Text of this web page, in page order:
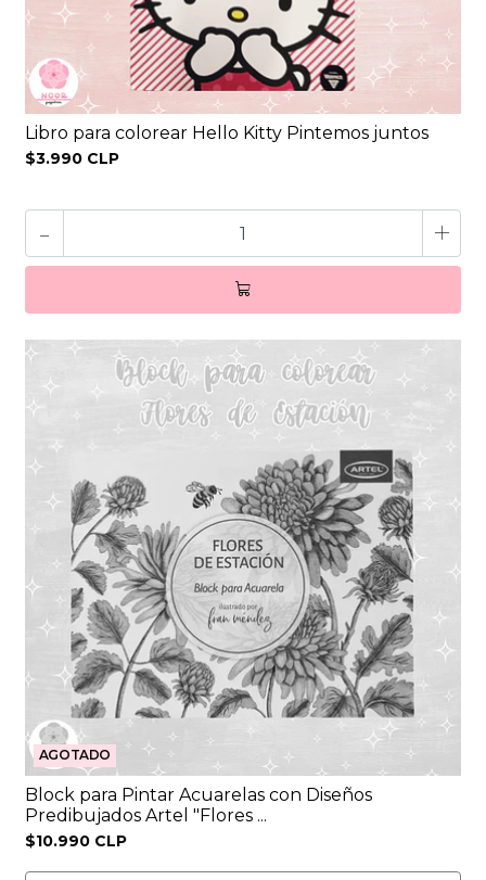
Libro para colorear Hello Kitty Pintemos juntos
$3.990 CLP
- +
AGOTADO
Block para Pintar Acuarelas con Diseños
Predibujados Artel "Flores ...
$10.990 CLP